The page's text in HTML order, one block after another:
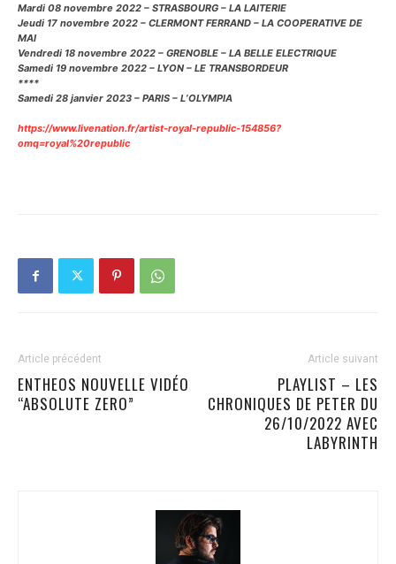
Mardi 08 novembre 2022 – STRASBOURG – LA LAITERIE
Jeudi 17 novembre 2022 – CLERMONT FERRAND – LA COOPERATIVE DE
MAI
Vendredi 18 novembre 2022 – GRENOBLE – LA BELLE ELECTRIQUE
Samedi 19 novembre 2022 – LYON – LE TRANSBORDEUR
****
Samedi 28 janvier 2023 – PARIS – L’OLYMPIA
https://www.livenation.fr/artist-royal-republic-154856?
omq=royal%20republic
Article précédent
ENTHEOS NOUVELLE VIDÉO
“ABSOLUTE ZERO”
Article suivant
PLAYLIST – LES
CHRONIQUES DE PETER DU
26/10/2022 AVEC
LABYRINTH